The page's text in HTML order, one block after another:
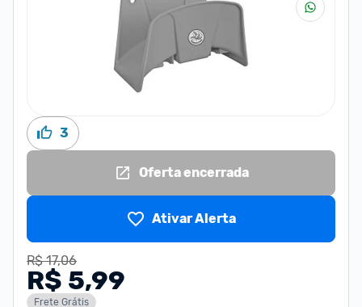
3
Oferta encerrada
Ativar Alerta
R$ 17,06
R$ 5,99
Frete Grátis